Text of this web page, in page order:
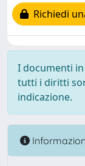
Richiedi
I documenti
tutti i diritti
indicazione.